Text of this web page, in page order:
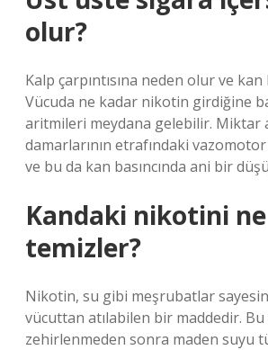
olur?
Kalp çarpıntısına neden olur ve kan
Vücuda ne kadar nikotin girdiğine
aritmileri meydana gelebilir. Miktar
damarlarının etrafındaki
ve bu da kan basıncında ani bir
Kandaki nikotini ne
temizler?
Nikotin, su gibi meşrubatlar
vücuttan atılabilen bir maddedir.
zehirlenmeden sonra maden suyu